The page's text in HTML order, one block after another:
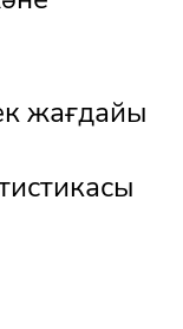
жағдайы